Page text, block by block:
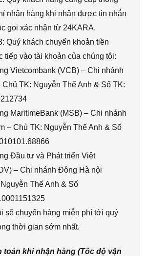
nhận hàng khi nhận được tin nhắn
gọi xác nhận từ 24KARA.
Quý khách chuyển khoản tiền
tiếp vào tài khoản của chúng tôi:
Vietcombank (VCB) – Chi nhánh
Chủ TK: Nguyễn Thế Anh & Số TK:
MaritimeBank (MSB) – Chi nhánh
– Chủ TK: Nguyễn Thế Anh & Số
Đầu tư và Phát triển Việt
– Chi nhánh Đông Hà nội
Thế Anh & Số
sẽ chuyển hàng miễn phí tới quý
thời gian sớm nhất.
toán khi nhận hàng (Tốc độ vận